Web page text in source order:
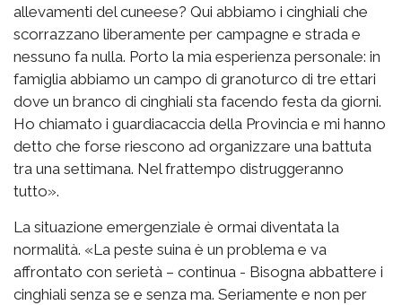
allevamenti del cuneese? Qui abbiamo i cinghiali che
scorrazzano liberamente per campagne e strada e
nessuno fa nulla. Porto la mia esperienza personale: in
famiglia abbiamo un campo di granoturco di tre ettari
dove un branco di cinghiali sta facendo festa da giorni.
Ho chiamato i guardiacaccia della Provincia e mi hanno
detto che forse riescono ad organizzare una battuta
tra una settimana. Nel frattempo distruggeranno
tutto».
La situazione emergenziale è ormai diventata la
normalità. «La peste suina è un problema e va
affrontato con serietà – continua - Bisogna abbattere i
cinghiali senza se e senza ma. Seriamente e non per